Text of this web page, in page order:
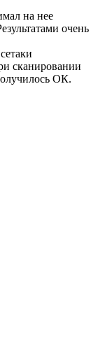
на нее
очень
сканировании
ОК.